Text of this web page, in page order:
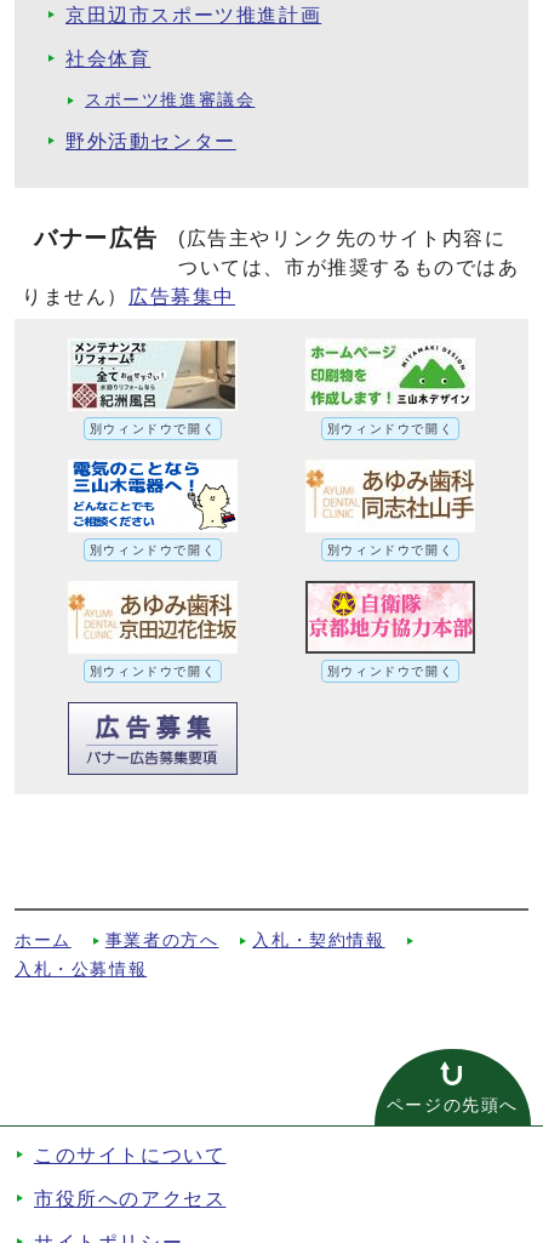
京田辺市スポーツ推進計画
社会体育
スポーツ推進審議会
野外活動センター
バナー広告
(広告主やリンク先のサイト内容に
ついては、市が推奨するものではあ
りません）
広告募集中
別ウィンドウで開く 別ウィンドウで開く
別ウィンドウで開く 別ウィンドウで開く
別ウィンドウで開く 別ウィンドウで開く
ホーム 事業者の方へ
入札・契約情報
入札・公募情報
ページの先頭へ
このサイトについて
市役所へのアクセス